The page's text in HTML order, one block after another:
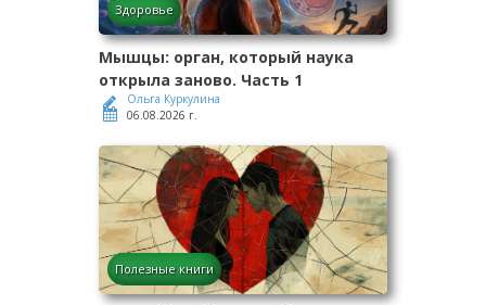
Здоровье
Мышцы: орган, который наука
открыла заново. Часть 1
Ольга Куркулина
06.08.2026 г.
Полезные книги